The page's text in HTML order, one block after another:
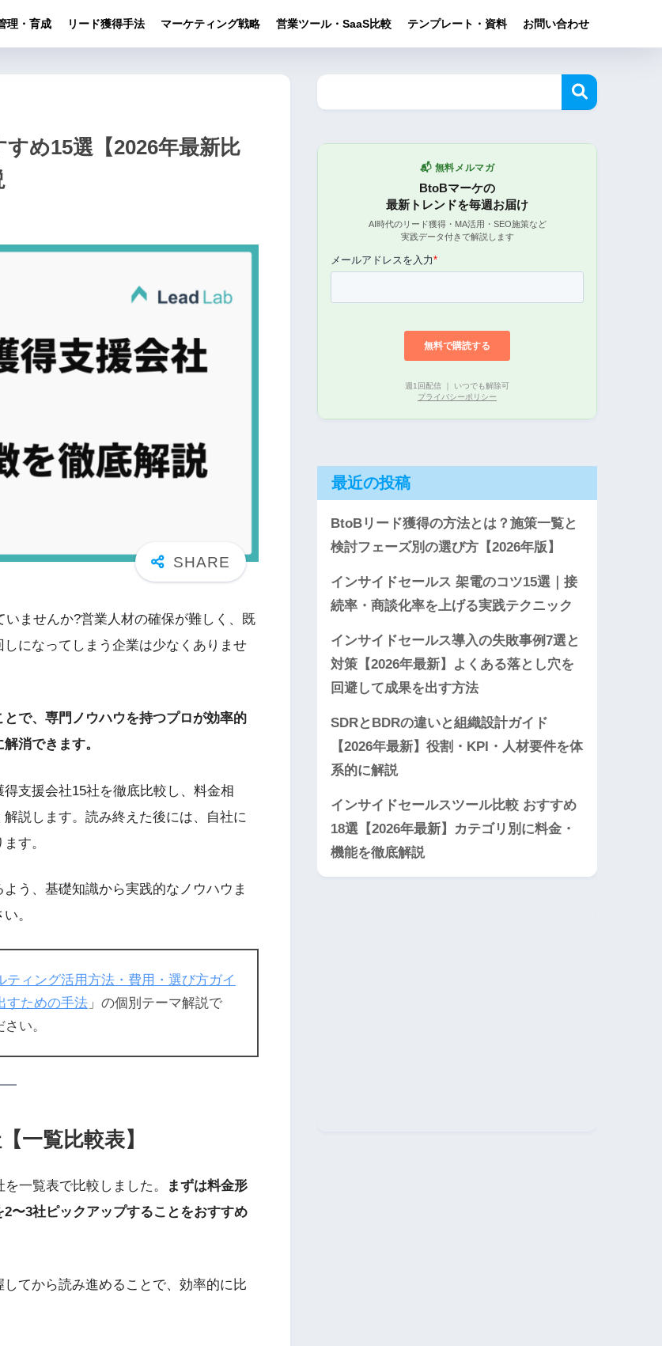
理・育成 リード獲得手法 マーケティング戦略 営業ツール・SaaS比較 テンプレート・資料 お問い合わせ
め15選【2026年最新比
ませんか?営業人材の確保が難しく、既
になってしまう企業は少なくありませ
で、専門ノウハウを持つプロが効率的
消できます。
支援会社15社を徹底比較し、料金相
説します。読み終えた後には、自社に
す。
う、基礎知識から実践的なノウハウま
。
ィング活用方法・費用・選び方ガイ
すための手法 」の個別テーマ解説で
い。
一覧比較表】
一覧表で比較しました。
まずは料金形
〜3社ピックアップすることをおすすめ
てから読み進めることで、効率的に比
📬 無料メルマガ
BtoBマーケの
最新トレンドを毎週お届け
AI時代のリード獲得・MA活用・SEO施策など
実践データ付きで解説します
週1回配信 ｜ いつでも解除可
プライバシーポリシー
最近の投稿
BtoBリード獲得の方法とは？施策一覧と
検討フェーズ別の選び方【2026年版】
インサイドセールス 架電のコツ15選｜接
続率・商談化率を上げる実践テクニック
インサイドセールス導入の失敗事例7選と
対策【2026年最新】よくある落とし穴を
回避して成果を出す方法
SDRとBDRの違いと組織設計ガイド
【2026年最新】役割・KPI・人材要件を体
系的に解説
インサイドセールスツール比較 おすすめ
18選【2026年最新】カテゴリ別に料金・
機能を徹底解説